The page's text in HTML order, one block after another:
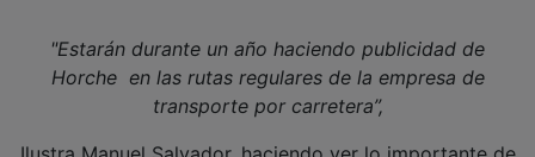
Horche en las rutas regulares de la empresa de
transporte por carretera”,